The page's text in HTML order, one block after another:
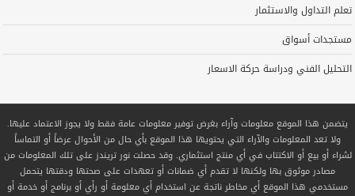
تعلم التداول والاستثمار
مستجدات أسواق
التحليل الفني ودراسة حركة الاسعار
يتضمن هذا الموقع معلومات وآراء بغرض توفير معلومات عامة فقط ولا يجوز الاعتماد عليها.
ولا تعد المعلومات والآراء التي يحتويها هذا الموقع بأي حال من الأحوال عرضاً أو التماساً
لشراء أو بيع أو الاكتتاب في أي منتج استثماري. وقد حصلت نور تريندز على تلك المعلومات من
مصادر موثوق بها ولكنها لا تقدم أي ضمانات أو تعهدات على صحتها ودقتها يتحمل
مستخدمي هذا الموقع أي مخاطر ناتجة عن استخدام أي معلومة أو رأي أو برنامج أو خدمة أو